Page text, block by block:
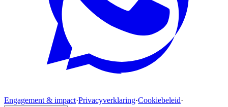
Engagement & impact·Privacyverklaring·Cookiebeleid·